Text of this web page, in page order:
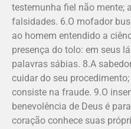
testemunha fiel não mente;
falsidades. 6.O mofador
ao homem entendido a
presença do tolo: em seus
palavras sábias. 8.A
cuidar do seu
consiste na fraude. 9.O
benevolência de Deus é
coração conhece suas